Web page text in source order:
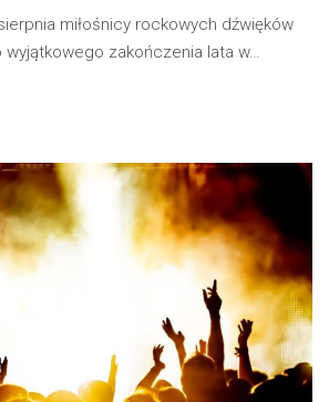
miłośnicy rockowych dźwięków
wyjątkowego zakończenia lata w…